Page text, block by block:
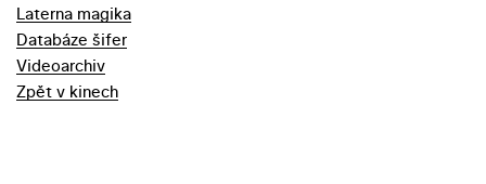
Laterna magika
Databáze šifer
Videoarchiv
Zpět v kinech